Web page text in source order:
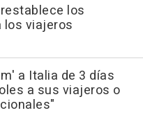
los
viajeros
a Italia de 3 días
a sus viajeros o